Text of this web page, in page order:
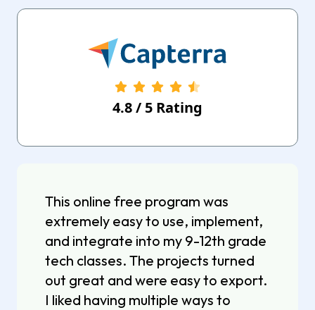
4.8/ 5 Rating
This online free program was
extremely easy to use, implement,
and integrate into my 9-12th grade
tech classes. The projects turned
out great and were easy to export.
I liked having multiple ways to